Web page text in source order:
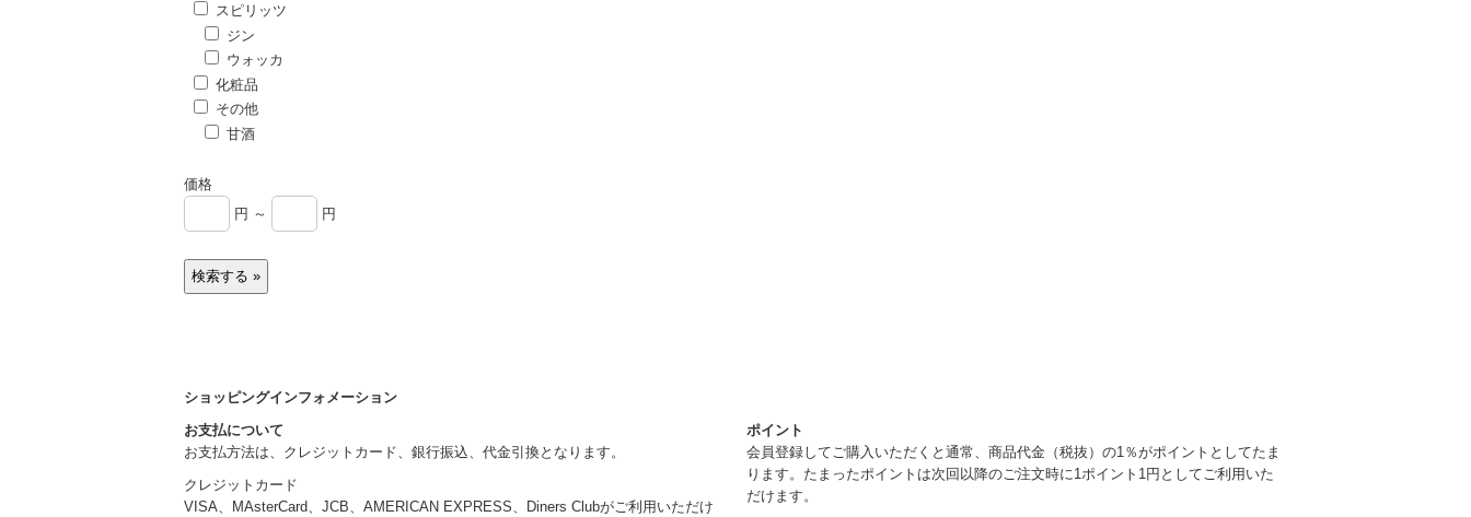
スピリッツ
ジン
ウォッカ
化粧品
その他
甘酒
価格
円 ～
円
ショッピングインフォメーション
お支払について
お支払方法は、クレジットカード、銀行振込、代金引換となります。
クレジットカード
VISA、MAsterCard、JCB、AMERICAN EXPRESS、Diners Clubがご利用いただけ
ポイント
会員登録してご購入いただくと通常、商品代金（税抜）の1％がポイントとしてたま
ります。たまったポイントは次回以降のご注文時に1ポイント1円としてご利用いた
だけます。